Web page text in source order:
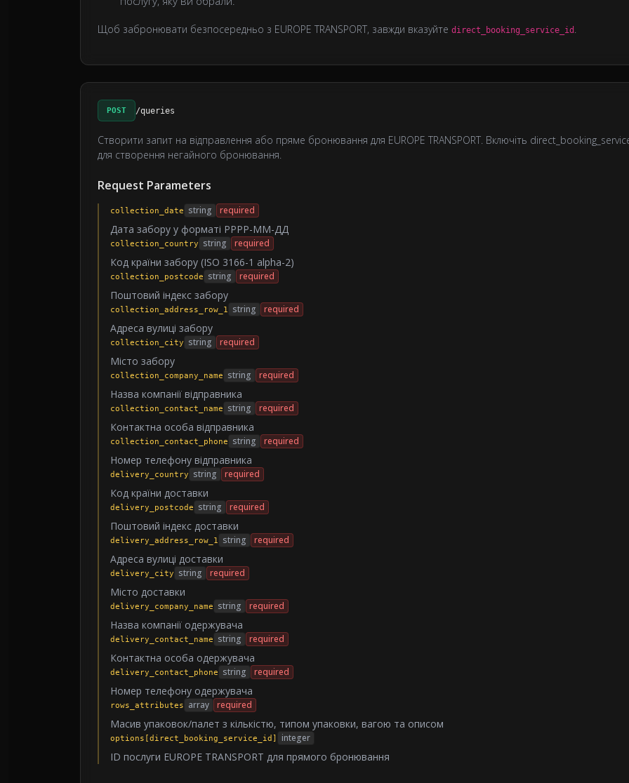
Щоб забронювати безпосередньо з EUROPE TRANSPORT, завжди вказуйте direct_booking_service_id .
POST /queries
Створити запит на відправлення або пряме бронювання для EUROPE TRANSPORT. Включіть
для створення негайного бронювання.
Request Parameters
collection_date string required
Дата забору у форматі РРРР-ММ-ДД
collection_country string required
Код країни забору (ISO 3166-1 alpha-2)
collection_postcode string required
Поштовий індекс забору
collection_address_row_1 string required
Адреса вулиці забору
collection_city string required
Місто забору
collection_company_name string required
Назва компанії відправника
collection_contact_name string required
Контактна особа відправника
collection_contact_phone string required
Номер телефону відправника
delivery_country string required
Код країни доставки
delivery_postcode string required
Поштовий індекс доставки
delivery_address_row_1 string required
Адреса вулиці доставки
delivery_city string required
Місто доставки
delivery_company_name string required
Назва компанії одержувача
delivery_contact_name string required
Контактна особа одержувача
delivery_contact_phone string required
Номер телефону одержувача
rows_attributes array required
Масив упаковок/палет з кількістю, типом упаковки, вагою та описом
options[direct_booking_service_id] integer
ID послуги EUROPE TRANSPORT для прямого бронювання